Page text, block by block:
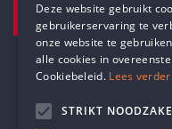
Pottenbrug 4
Antwerpen,
Deze website gebruikt
gebruikerservaring te
onze website te
alle cookies in
Cookiebeleid. Lees verder
STRIKT